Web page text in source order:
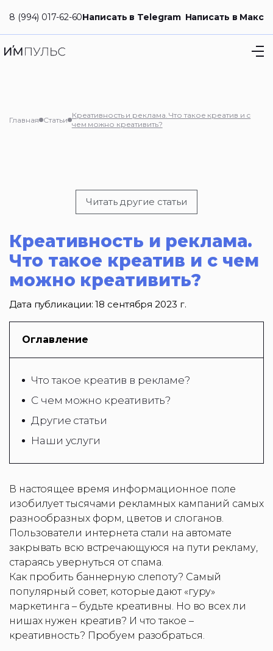
8 (994) 017-62-60Написать в Telegram Написать в Макс
Главная Статьи Креативность и реклама. Что такое креатив и с
чем можно креативить?
Читать другие статьи
Креативность и реклама.
Что такое креатив и с чем
можно креативить?
Дата публикации:18 сентября 2023 г.
Оглавление
Что такое креатив в рекламе?
С чем можно креативить?
Другие статьи
Наши услуги
В настоящее время информационное поле
изобилует тысячами рекламных кампаний самых
разнообразных форм, цветов и слоганов.
Пользователи интернета стали на автомате
закрывать всю встречающуюся на пути рекламу,
стараясь увернуться от спама.
Как пробить баннерную слепоту? Самый
популярный совет, которые дают «гуру»
маркетинга – будьте креативны. Но во всех ли
нишах нужен креатив? И что такое –
креативность? Пробуем разобраться.